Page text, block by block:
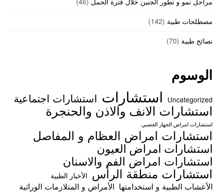
مصطلحات طبية (142)
نصائح طبية (70)
الوسوم
Uncategorized استشارات استشارات اجتماعية
استشارات الانف والاذن والحنجرة
استشارات امراض الجهاز العصبي
استشارات امراض العظام و المفاصل
استشارات امراض العيون
استشارات امراض الفم والاسنان
استشارات منطقة الرأس الأخبار الطبية
الأعشاب الطبية و استخدامتها الأمراض و المتلازمات الوراثية